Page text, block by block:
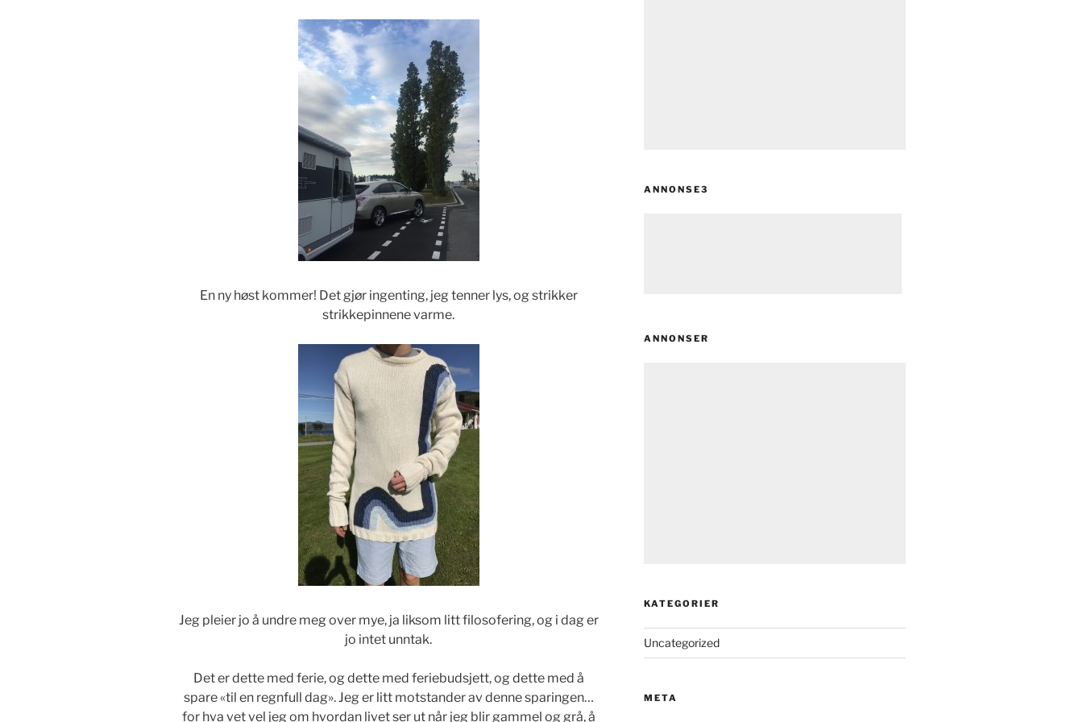
En ny høst kommer! Det gjør ingenting, jeg tenner lys, og strikker
strikkepinnene varme.
Jeg pleier jo å undre meg over mye, ja liksom litt filosofering, og i dag er
jo intet unntak.
Det er dette med ferie, og dette med feriebudsjett, og dette med å
spare «til en regnfull dag». Jeg er litt motstander av denne sparingen…
for hva vet vel jeg om hvordan livet ser ut når jeg blir gammel og grå, å
ANNONSE3
ANNONSER
KATEGORIER
Uncategorized
META